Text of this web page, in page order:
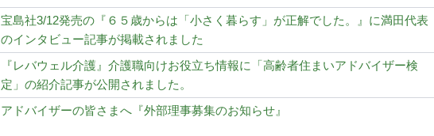
宝島社3/12発売の『６５歳からは「小さく暮らす」が正解でした。』に満田代表
のインタビュー記事が掲載されました
『レバウェル介護』介護職向けお役立ち情報に「高齢者住まいアドバイザー検
定」の紹介記事が公開されました。
アドバイザーの皆さまへ『外部理事募集のお知らせ』